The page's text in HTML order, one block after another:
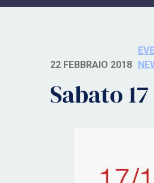
22 FEBBRAIO 2018
Sabato